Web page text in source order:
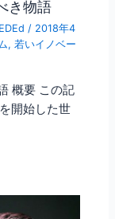
き物語
/ 2018年4
,若いイノベー
概要 この記
開始した世